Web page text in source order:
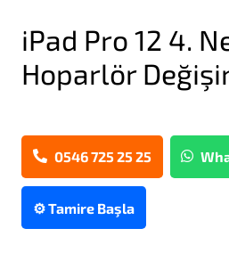
iPad Pro 12 4.
Hoparlör
0546 725 25 25
⚙️ Tamire Başla